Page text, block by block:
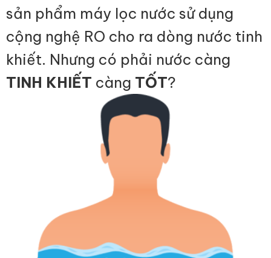
sản phẩm máy lọc nước sử dụng
cộng nghệ RO cho ra dòng nước tinh
khiết. Nhưng có phải nước càng
TINH KHIẾT càng TỐT?